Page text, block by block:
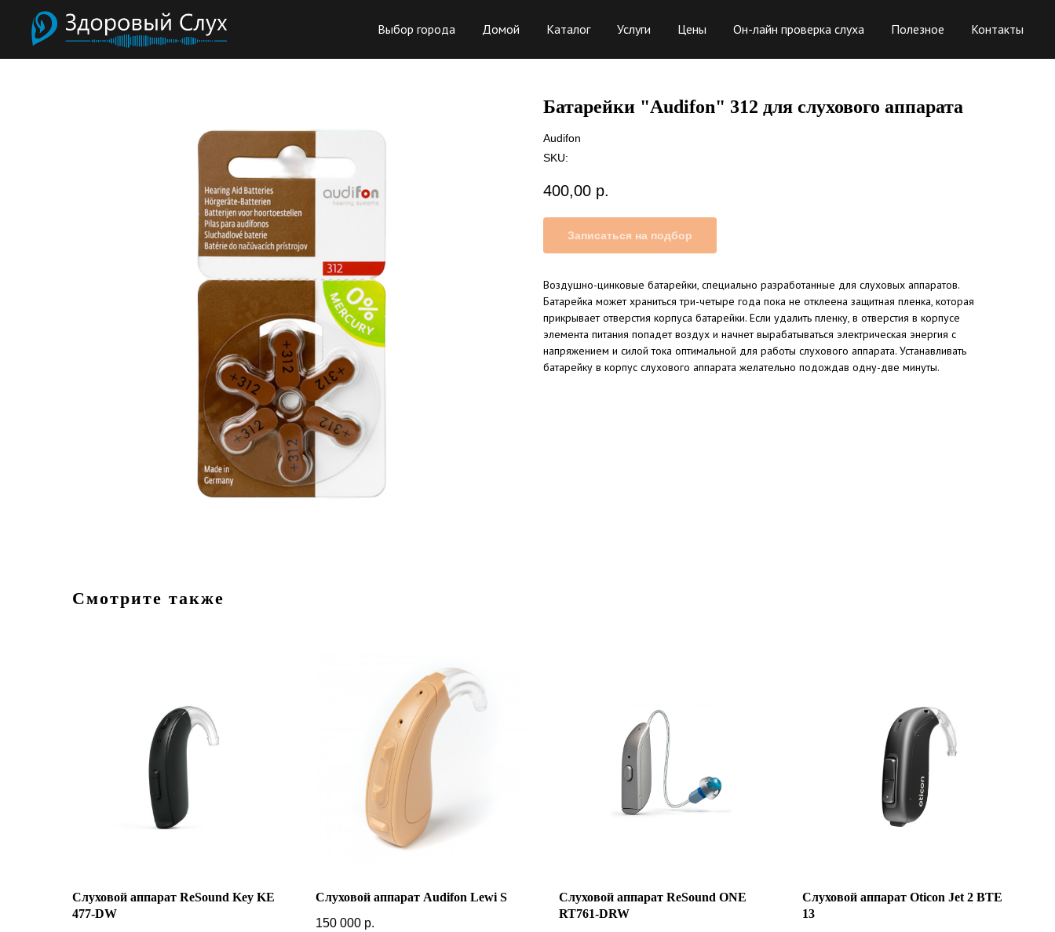
Выбор города Домой Каталог Услуги Цены Он-лайн проверка слуха Полезное Контакты
Батарейки "Audifon" 312 для слухового аппарата
Audifon
SKU:
400,00 р.
Записаться на подбор
Воздушно-цинковые батарейки, специально разработанные для слуховых аппаратов.
Батарейка может храниться три-четыре года пока не отклеена защитная пленка, которая
прикрывает отверстия корпуса батарейки. Если удалить пленку, в отверстия в корпусе
элемента питания попадет воздух и начнет вырабатываться электрическая энергия с
напряжением и силой тока оптимальной для работы слухового аппарата. Устанавливать
батарейку в корпус слухового аппарата желательно подождав одну-две минуты.
Смотрите также
Слуховой аппарат ReSound Key KE
477-DW
Слуховой аппарат Audifon Lewi S
150 000 р.
Слуховой аппарат ReSound ONE
RT761-DRW
Слуховой аппарат Oticon Jet 2 BTE
13